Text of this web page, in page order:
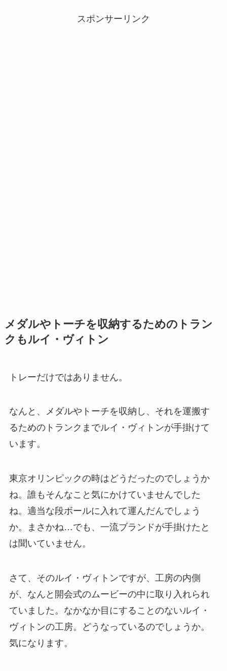
スポンサーリンク
メダルやトーチを収納するためのトラン
クもルイ・ヴィトン
トレーだけではありません。
なんと、メダルやトーチを収納し、それを運搬す
るためのトランクまでルイ・ヴィトンが手掛けて
います。
東京オリンピックの時はどうだったのでしょうか
ね。誰もそんなこと気にかけていませんでした
ね。適当な段ボールに入れて運んだんでしょう
か。まさかね…でも、一流ブランドが手掛けたと
は聞いていません。
さて、そのルイ・ヴィトンですが、工房の内側
が、なんと開会式のムービーの中に取り入れられ
ていました。なかなか目にすることのないルイ・
ヴィトンの工房。どうなっているのでしょうか。
気になります。